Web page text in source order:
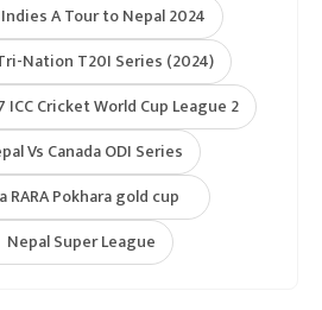
A Tour to Nepal 2024
Nation T20I Series (2024)
ICC Cricket World Cup League 2
Vs Canada ODI Series
RARA Pokhara gold cup
Nepal Super League